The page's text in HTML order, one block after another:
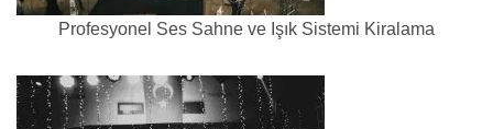
Profesyonel Ses Sahne ve Işık Sistemi Kiralama